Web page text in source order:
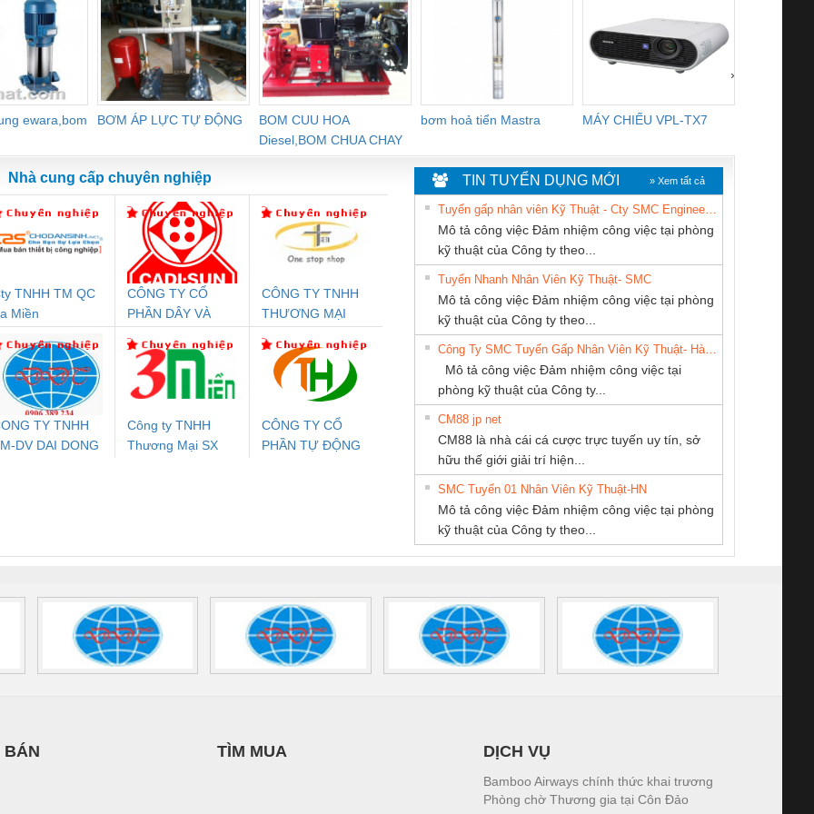
ewara,bom
BƠM ÁP LỰC TỰ ĐỘNG
BOM CUU HOA
Diesel,BOM CHUA CHAY
bơm hoả tiển Mastra MÁY CHIẾU VPL-TX7
›
An Toàn
Contact
1NO-
24DC-SP -
Rơ Le An Toàn
Phoenix Contact
PSR-SCP-
24UC/ESL4/3X1/1X2/B
- 2981059
Điện AC
Mô-đun Ắc Quy UPS
Bộ Lặp Tín Hiệu
PROFIBUS Phoenix
Contact PSI-REP-
PROFIBUS/12MB -
2708863
Rơ Le An Toàn
Phoenix Contact
2986960 – PSR-
SCP-
24DC/FSP/2X1/1X2
Rơ Le An Toàn
Bộ giám sát chuỗi
tấm pin
TRANSCLINIC 16I+
1K5 H (2502520000)
Bộ giám sát chuỗi
tấm pin
TRANSCLINIC 16I+
1K5 L (2433950000)
Bộ giám sát dòng
TRANSCLINIC 16I+
(2008130000)
Bộ chỉnh lưu nguồn
điện TRANSCLINIC
BKE 1K5.4
(7791400879)2. Giá
Nẹp nhôm chống
trơn Đà Nẵng
Nhà cung cấp chuyên nghiệp
TNHH TM QC
Miền
CÔNG TY CỔ
PHẦN DÂY VÀ
THƯỢNG ĐÌNH
CÔNG TY TNHH
THƯƠNG MẠI
NAM
TY TNHH
DV DAI DONG
Công ty TNHH
Thương Mại SX
CÔNG TY CỔ
PHẦN TỰ ĐỘNG
CÔNG TY CP TỰ
ĐỘNG TIẾN
HƯNG
Tan Dong Cang
company LTD
CÔNG TY TNHH
SUPPLY
CÔNG TY TNHH
THIẾT BỊ CÔNG
NGHIỆP NIHON
SETSUBI VIỆT
KINH DOANH
DỊCH VỤ XNK
PHƯƠNG NAM
THƯƠNG MẠI
GIA HƯNG PHÁT
TIN TUYỂN DỤNG MỚI » Xem tất cả
Mô tả công việc Đảm nhiệm công việc tại phòng
kỹ thuật của Công ty theo...
Tuyển Nhanh Nhân Viên Kỹ Thuật- SMC
Mô tả công việc Đảm nhiệm công việc tại phòng
kỹ thuật của Công ty theo...
Mô tả công việc Đảm nhiệm công việc tại
phòng kỹ thuật của Công ty...
CM88 jp net
CM88 là nhà cái cá cược trực tuyến uy tín, sở
hữu thế giới giải trí hiện...
SMC Tuyển 01 Nhân Viên Kỹ Thuật-HN
Mô tả công việc Đảm nhiệm công việc tại phòng
kỹ thuật của Công ty theo...
BÁN TÌM MUA DỊCH VỤ
Bamboo Airways chính thức khai trương
Phòng chờ Thương gia tại Côn Đảo